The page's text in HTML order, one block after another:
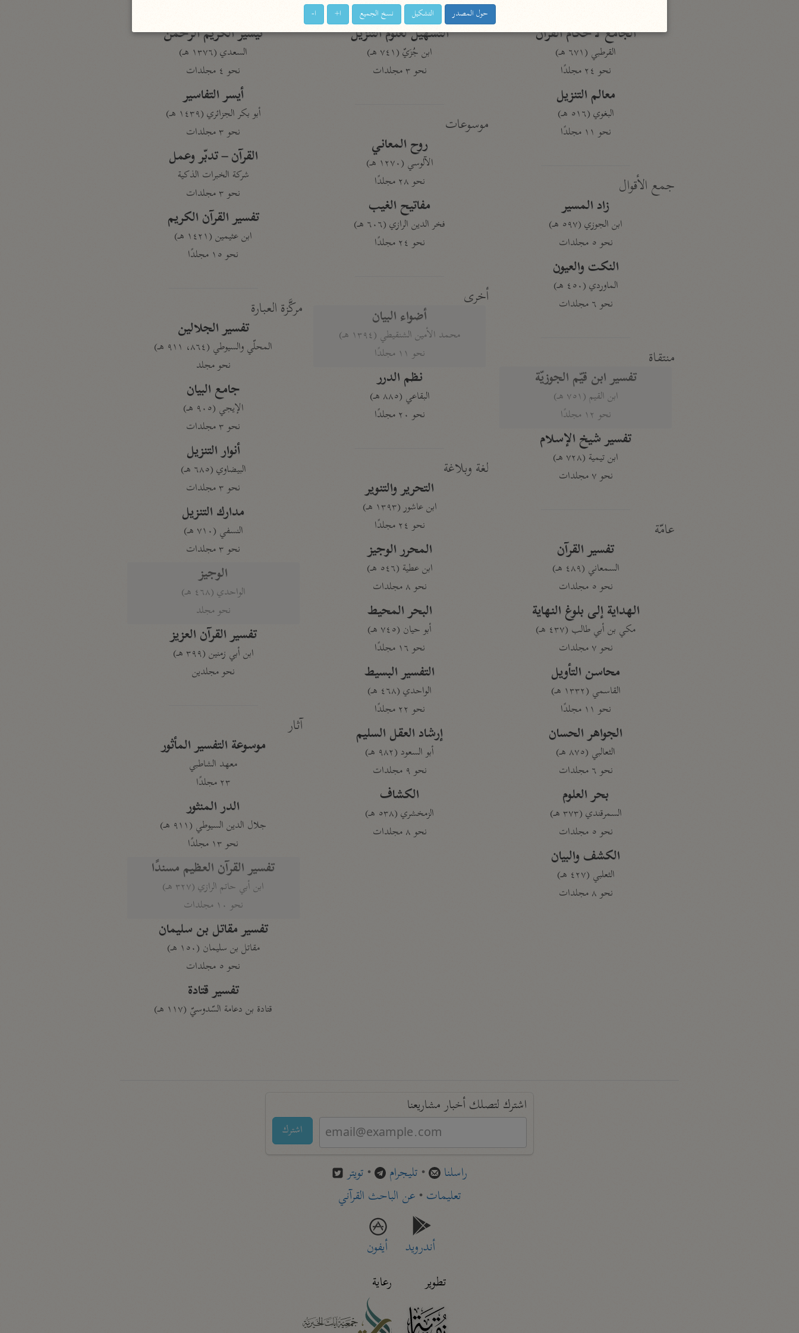
الجامع لأحكام القرآن
القرطبي (٦٧١ هـ)
نحو ٢٤ مجلدًا
معالم التنزيل
البغوي (٥١٦ هـ)
نحو ١١ مجلدًا
جمع الأقوال
زاد المسير
ابن الجوزي (٥٩٧ هـ)
نحو ٥ مجلدات
النكت والعيون
الماوردي (٤٥٠ هـ)
نحو ٦ مجلدات
منتقاة
تفسير ابن قيّم الجوزيّة
ابن القيم (٧٥١ هـ)
نحو ١٢ مجلدًا
تفسير شيخ الإسلام
ابن تيمية (٧٢٨ هـ)
نحو ٧ مجلدات
عامّة
تفسير القرآن
السمعاني (٤٨٩ هـ)
نحو ٥ مجلدات
الهداية إلى بلوغ النهاية
مكي بن أبي طالب (٤٣٧ هـ)
نحو ٧ مجلدات
محاسن التأويل
القاسمي (١٣٣٢ هـ)
نحو ١١ مجلدًا
الجواهر الحسان
الثعالبي (٨٧٥ هـ)
نحو ٦ مجلدات
بحر العلوم
السمرقندي (٣٧٣ هـ)
نحو ٥ مجلدات
الكشف والبيان
الثعلبي (٤٢٧ هـ)
نحو ٨ مجلدات
نحو ١١ مجلدًا
التسهيل لعلوم التنزيل
ابن جُزَيّ (٧٤١ هـ)
نحو ٣ مجلدات
موسوعات
روح المعاني
الآلوسي (١٢٧٠ هـ)
نحو ٢٨ مجلدًا
مفاتيح الغيب
فخر الدين الرازي (٦٠٦ هـ)
نحو ٢٤ مجلدًا
أخرى
أضواء البيان
محمد الأمين الشنقيطي (١٣٩٤ هـ)
نحو ١١ مجلدًا
نظم الدرر
البقاعي (٨٨٥ هـ)
نحو ٢٠ مجلدًا
لغة وبلاغة
التحرير والتنوير
ابن عاشور (١٣٩٣ هـ)
نحو ٢٤ مجلدًا
المحرر الوجيز
ابن عطية (٥٤٦ هـ)
نحو ٨ مجلدات
البحر المحيط
أبو حيان (٧٤٥ هـ)
نحو ١٦ مجلدًا
التفسير البسيط
الواحدي (٤٦٨ هـ)
نحو ٢٢ مجلدًا
إرشاد العقل السليم
أبو السعود (٩٨٢ هـ)
نحو ٩ مجلدات
الكشاف
الزمخشري (٥٣٨ هـ)
نحو ٨ مجلدات
تيسير الكريم الرحمن
السعدي (١٣٧٦ هـ)
نحو ٤ مجلدات
أيسر التفاسير
أبو بكر الجزائري (١٤٣٩ هـ)
نحو ٣ مجلدات
القرآن – تدبّر وعمل
شركة الخبرات الذكية
نحو ٣ مجلدات
تفسير القرآن الكريم
ابن عثيمين (١٤٢١ هـ)
نحو ١٥ مجلدًا
مركَّزة العبارة
تفسير الجلالين
المحلّي والسيوطي (٨٦٤، ٩١١ هـ)
نحو مجلد
جامع البيان
الإيجي (٩٠٥ هـ)
نحو ٣ مجلدات
أنوار التنزيل
البيضاوي (٦٨٥ هـ)
نحو ٣ مجلدات
مدارك التنزيل
النسفي (٧١٠ هـ)
نحو ٣ مجلدات
الوجيز
الواحدي (٤٦٨ هـ)
نحو مجلد
تفسير القرآن العزيز
ابن أبي زمنين (٣٩٩ هـ)
نحو مجلدين
آثار
موسوعة التفسير المأثور
معهد الشاطبي
٢٣ مجلدًا
الدر المنثور
جلال الدين السيوطي (٩١١ هـ)
نحو ١٣ مجلدًا
تفسير القرآن العظيم مسندًا
ابن أبي حاتم الرازي (٣٢٧ هـ)
نحو ١٠ مجلدات
تفسير مقاتل بن سليمان
مقاتل بن سليمان (١٥٠ هـ)
نحو ٥ مجلدات
تفسير قتادة
قتادة بن دعامة السّدوسيّ (١١٧ هـ)
اشترك لتصلك أخبار مشاريعنا
اشترك
راسلنا • تليجرام • تويتر
تعليمات• عن الباحث القرآني
أندرويد
أيفون
تطوير
رعاية
حول المصدر التشكيل نسخ الجميع ا+ ا-